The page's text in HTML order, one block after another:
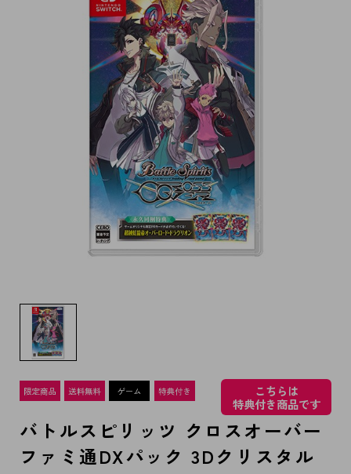
こちらは
特典付き商品です
バトルスピリッツ クロスオーバー
ファミ通DXパック 3Dクリスタル